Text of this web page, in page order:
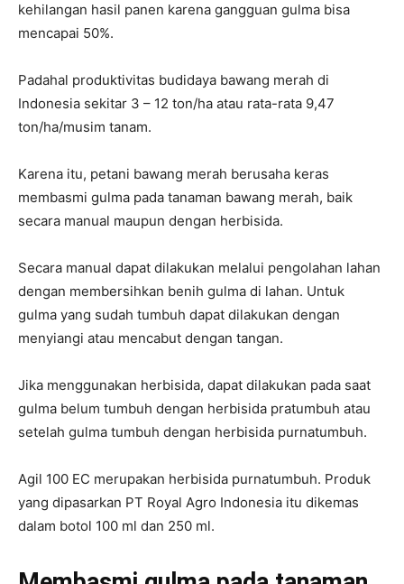
kehilangan hasil panen karena gangguan gulma bisa
mencapai 50%.
Padahal produktivitas budidaya bawang merah di
Indonesia sekitar 3 – 12 ton/ha atau rata-rata 9,47
ton/ha/musim tanam.
Karena itu, petani bawang merah berusaha keras
membasmi gulma pada tanaman bawang merah, baik
secara manual maupun dengan herbisida.
Secara manual dapat dilakukan melalui pengolahan lahan
dengan membersihkan benih gulma di lahan. Untuk
gulma yang sudah tumbuh dapat dilakukan dengan
menyiangi atau mencabut dengan tangan.
Jika menggunakan herbisida, dapat dilakukan pada saat
gulma belum tumbuh dengan herbisida pratumbuh atau
setelah gulma tumbuh dengan herbisida purnatumbuh.
Agil 100 EC merupakan herbisida purnatumbuh. Produk
yang dipasarkan PT Royal Agro Indonesia itu dikemas
dalam botol 100 ml dan 250 ml.